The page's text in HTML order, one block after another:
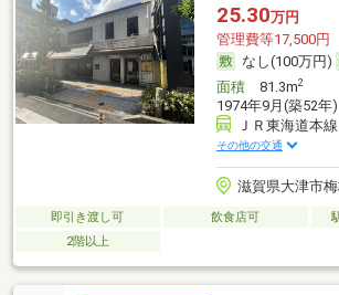
25.30万円
管理費等17,500円
なし(100万円)
面積81.3m2
1974年9月(築52年)
ＪＲ東海道本
その他の交通
滋賀県大津市
即引き渡し可 飲食店可
2階以上